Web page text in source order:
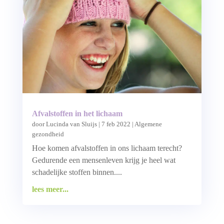
Afvalstoffen in het lichaam
doorLucinda van Sluijs| 7 feb 2022 | Algemene
gezondheid
Hoe komen afvalstoffen in ons lichaam terecht?
Gedurende een mensenleven krijg je heel wat
schadelijke stoffen binnen....
lees meer...